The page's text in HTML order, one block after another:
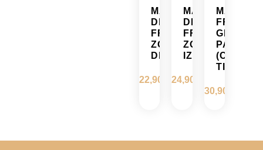
MANETA
DE
FRENO
ZOOM
DERECHA
22,90
MANETA
DE
FRENO
ZOOM
IZQUIERDA
24,90
MANETA
FRENO
PACK
(CON
TIMBRE)
30,90